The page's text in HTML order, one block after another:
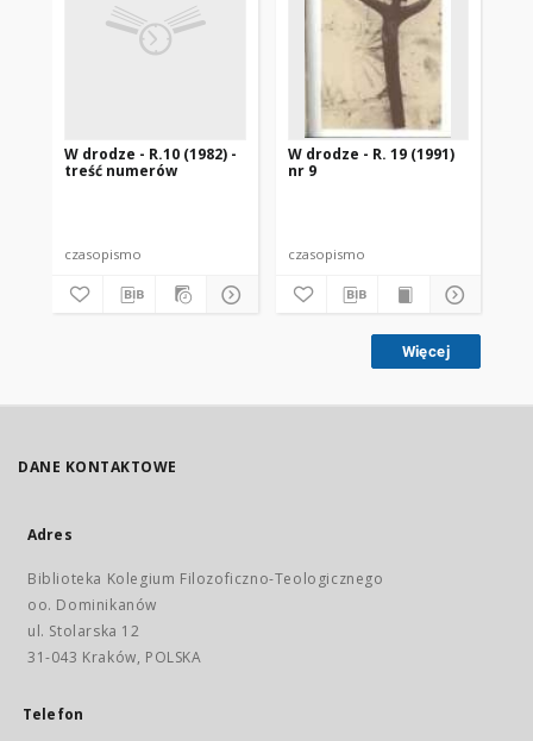
W drodze - R.10 (1982) -
treść numerów
czasopismo
W drodze - R. 19 (1991)
nr 9
czasopismo
Więcej
DANE KONTAKTOWE
Adres
Biblioteka Kolegium Filozoficzno-Teologicznego
oo. Dominikanów
ul. Stolarska 12
31-043 Kraków, POLSKA
Telefon